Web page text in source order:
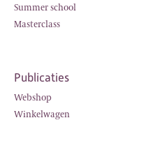
Summer school
Masterclass
Publicaties
Webshop
Winkelwagen